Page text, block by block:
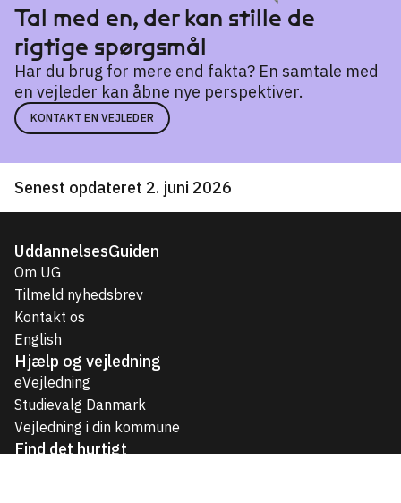
Mekanisk design og teknologi
Sundheds- og velfærdsteknologi →
Tal med en, der kan stille de
rigtige spørgsmål
Har du brug for mere end fakta? En samtale med
en vejleder kan åbne nye perspektiver.
KONTAKT EN VEJLEDER
Senest opdateret 2. juni 2026
UddannelsesGuiden
Om UG
Tilmeld nyhedsbrev
Kontakt os
English
Hjælp og vejledning
eVejledning
Studievalg Danmark
Vejledning i din kommune
Find det hurtigt